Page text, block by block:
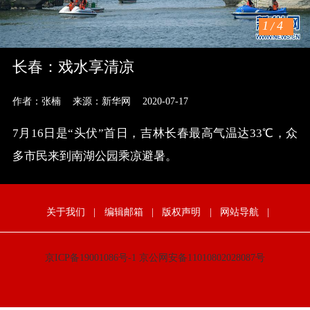
1 /4
长春：戏水享清凉
作者：张楠 来源：新华网 2020-07-17
7月16日是“头伏”首日，吉林长春最高气温达33℃，众
多市民来到南湖公园乘凉避暑。
关于我们 | 编辑邮箱 | 版权声明 | 网站导航 |
京ICP备19001086号-1 京公网安备11010802028087号